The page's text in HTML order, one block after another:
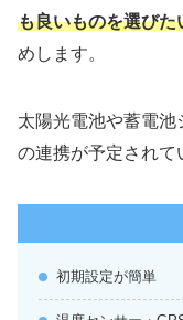
も良いものを選びた
めします。
太陽光電池や蓄電池
の連携が予定されて
初期設定が簡単